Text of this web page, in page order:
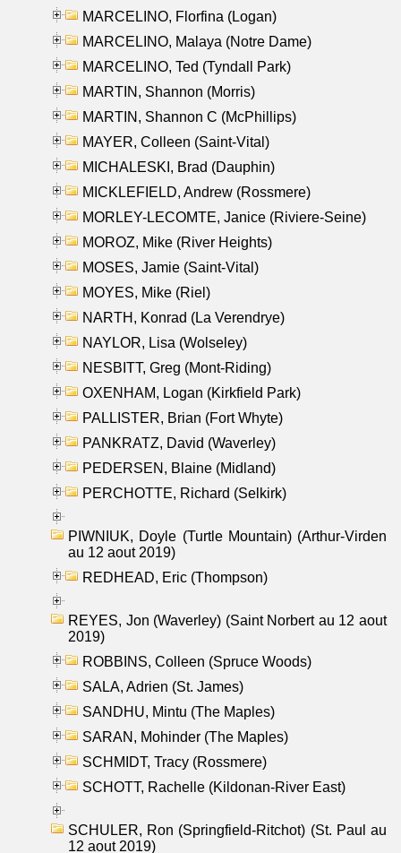
MARCELINO, Florfina (Logan)
MARCELINO, Malaya (Notre Dame)
MARCELINO, Ted (Tyndall Park)
MARTIN, Shannon (Morris)
MARTIN, Shannon C (McPhillips)
MAYER, Colleen (Saint-Vital)
MICHALESKI, Brad (Dauphin)
MICKLEFIELD, Andrew (Rossmere)
MORLEY-LECOMTE, Janice (Riviere-Seine)
MOROZ, Mike (River Heights)
MOSES, Jamie (Saint-Vital)
MOYES, Mike (Riel)
NARTH, Konrad (La Verendrye)
NAYLOR, Lisa (Wolseley)
NESBITT, Greg (Mont-Riding)
OXENHAM, Logan (Kirkfield Park)
PALLISTER, Brian (Fort Whyte)
PANKRATZ, David (Waverley)
PEDERSEN, Blaine (Midland)
PERCHOTTE, Richard (Selkirk)
PIWNIUK, Doyle (Turtle Mountain) (Arthur-Virden
au 12 aout 2019)
REDHEAD, Eric (Thompson)
REYES, Jon (Waverley) (Saint Norbert au 12 aout
2019)
ROBBINS, Colleen (Spruce Woods)
SALA, Adrien (St. James)
SANDHU, Mintu (The Maples)
SARAN, Mohinder (The Maples)
SCHMIDT, Tracy (Rossmere)
SCHOTT, Rachelle (Kildonan-River East)
SCHULER, Ron (Springfield-Ritchot) (St. Paul au
12 aout 2019)